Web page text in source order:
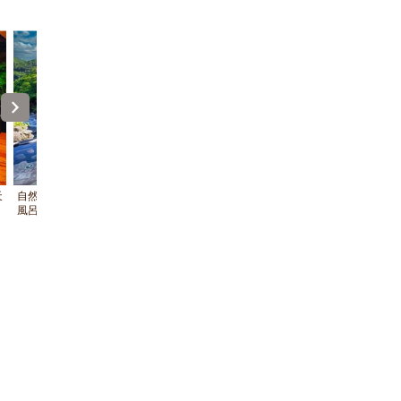
自然と一体になったような心地よい露天
風呂